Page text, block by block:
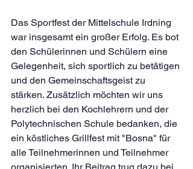
Das Sportfest der Mittelschule Irdning
war insgesamt ein großer Erfolg. Es bot
den Schülerinnen und Schülern eine
Gelegenheit, sich sportlich zu betätigen
und den Gemeinschaftsgeist zu
stärken. Zusätzlich möchten wir uns
herzlich bei den Kochlehrern und der
Polytechnischen Schule bedanken, die
ein köstliches Grillfest mit "Bosna" für
alle Teilnehmerinnen und Teilnehmer